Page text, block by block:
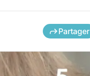
Partager